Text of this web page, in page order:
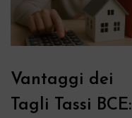
Vantaggi dei
Tagli Tassi BCE: